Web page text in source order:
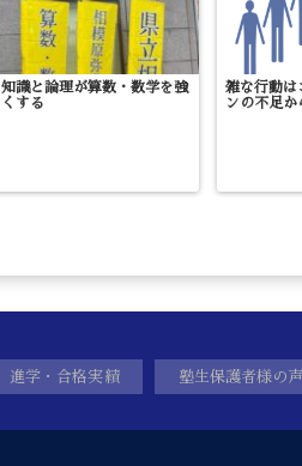
知識と論理が算数・数学を強
くする
雑な行動は
ンの不足か
進学・合格実績 塾生保護者様の声